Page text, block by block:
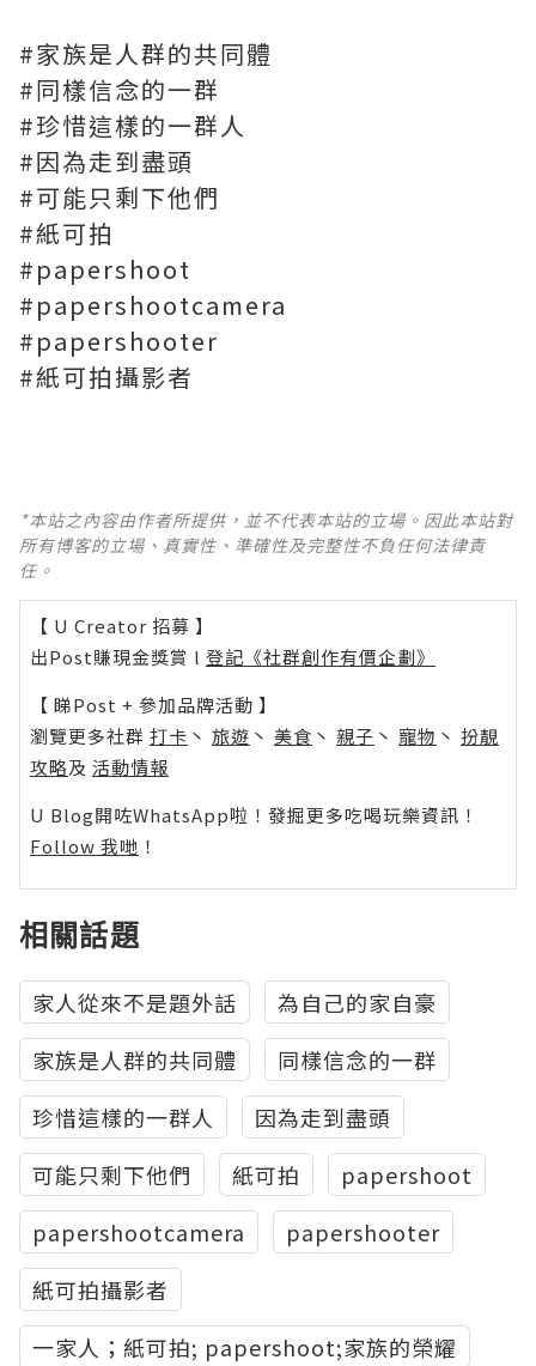
#家族是人群的共同體
#同樣信念的一群
#珍惜這樣的一群人
#因為走到盡頭
#可能只剩下他們
#紙可拍
#papershoot
#papershootcamera
#papershooter
#紙可拍攝影者
*本站之內容由作者所提供，並不代表本站的立場。因此本站對
所有博客的立場、真實性、準確性及完整性不負任何法律責
任。
【 U Creator 招募 】
出Post賺現金獎賞 l 登記《社群創作有價企劃》
【 睇Post + 參加品牌活動 】
瀏覽更多社群 打卡 丶 旅遊 丶 美食 丶 親子 丶 寵物 丶 扮靚
攻略及 活動情報
U Blog開咗WhatsApp啦！發掘更多吃喝玩樂資訊！
Follow 我哋 ！
相關話題
家人從來不是題外話
為自己的家自豪
家族是人群的共同體
同樣信念的一群
珍惜這樣的一群人
因為走到盡頭
可能只剩下他們
紙可拍
papershoot
papershootcamera
papershooter
紙可拍攝影者
一家人；紙可拍; papershoot;家族的榮耀